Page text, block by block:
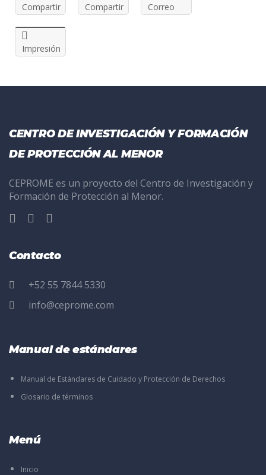
Compartir Compartir Correo
Impresión
CENTRO DE INVESTIGACIÓN Y FORMACIÓN
DE PROTECCIÓN AL MENOR
CEPROME es un proyecto del Centro de Investigación y
Formación de Protección al Menor.
Contacto
+52 55 7844 5330
info@ceprome.com
Manual de estándares
Manual de Estándares de Cuidado y Protección de Derechos
Glosario de términos
Menú
Inicio